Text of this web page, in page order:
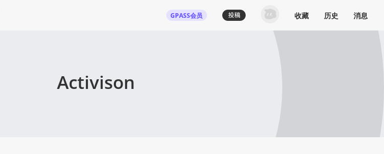
GPASS会员 收藏 历史 消息
Activison